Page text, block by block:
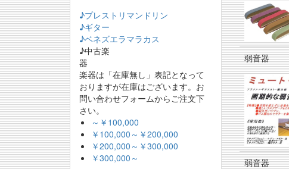
弱音器
弱音器
♪プレストリマンドリン
♪ギター
♪ベネズエラマラカス
♪中古楽
器
楽器は「在庫無し」表記となって
おりますが在庫はございます。お
問い合わせフォームからご注文下
さい。
～￥100,000
￥100,000～￥200,000
￥200,000～￥300,000
￥300,000～